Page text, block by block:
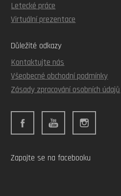
Letecké práce
Virtuální prezentace
Důležité odkazy
Kontaktujte nás
Všeobecné obchodní podmínky
Zásady zpracování osobních údajů
Zapojte se na facebooku